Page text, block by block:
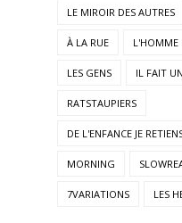
LE MIROIR DES AUTRES
À LA RUE L'HOMME
LES GENS IL FAIT
RATSTAUPIERS
DE L'ENFANCE JE
MORNING
7VARIATIONS LES